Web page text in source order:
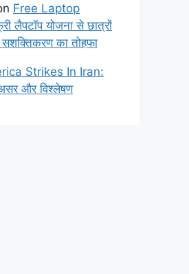
Free Laptop
लैपटॉप योजना से छात्रों
सशक्तिकरण का तोहफा
Strikes In Iran:
असर और विश्लेषण